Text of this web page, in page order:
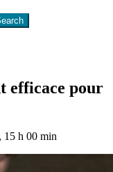
efficace pour
15 h 00 min